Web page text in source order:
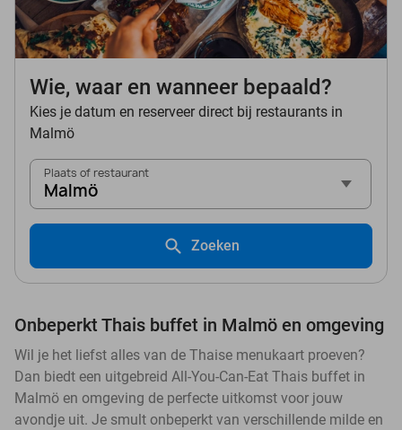
Wie, waar en wanneer bepaald?
Kies je datum en reserveer direct bij restaurants in
Malmö
Plaats of restaurant
Malmö
Zoeken
Onbeperkt Thais buffet in Malmö en omgeving
Wil je het liefst alles van de Thaise menukaart proeven?
Dan biedt een uitgebreid All-You-Can-Eat Thais buffet in
Malmö en omgeving de perfecte uitkomst voor jouw
avondje uit. Je smult onbeperkt van verschillende milde en